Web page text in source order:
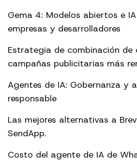
Gema 4: Modelos abiertos e
empresas y desarrolladores
Estrategia de combinación de
campañas publicitarias más
Agentes de IA: Gobernanza y
responsable
Las mejores alternativas a
SendApp.
Costo del agente de IA de